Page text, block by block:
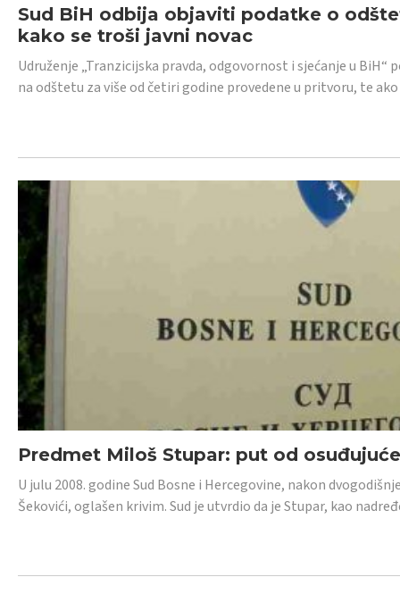
Sud BiH odbija objaviti podatke o
kako se troši javni novac
Udruženje „Tranzicijska pravda, odgovornost i sjećanje u
na odštetu za više od četiri godine provedene u pritvoru, te
Predmet Miloš Stupar: put od
U julu 2008. godine Sud Bosne i Hercegovine, nakon
Šekovići, oglašen krivim. Sud je utvrdio da je Stupar, kao